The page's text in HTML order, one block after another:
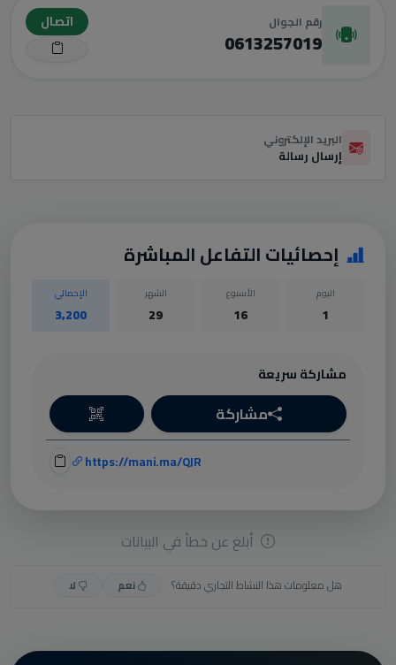
رقم الجوال
0613257019
اتصال
البريد الإلكتروني
إرسال رسالة
إحصائيات التفاعل المباشرة
اليوم
1
الأسبوع
16
الشهر
29
الإجمالي
3,200
مشاركة سريعة
مشاركة
https://mani.ma/QJR
أبلغ عن خطأ في البيانات
هل معلومات هذا النشاط التجاري دقيقة؟ نعم لا